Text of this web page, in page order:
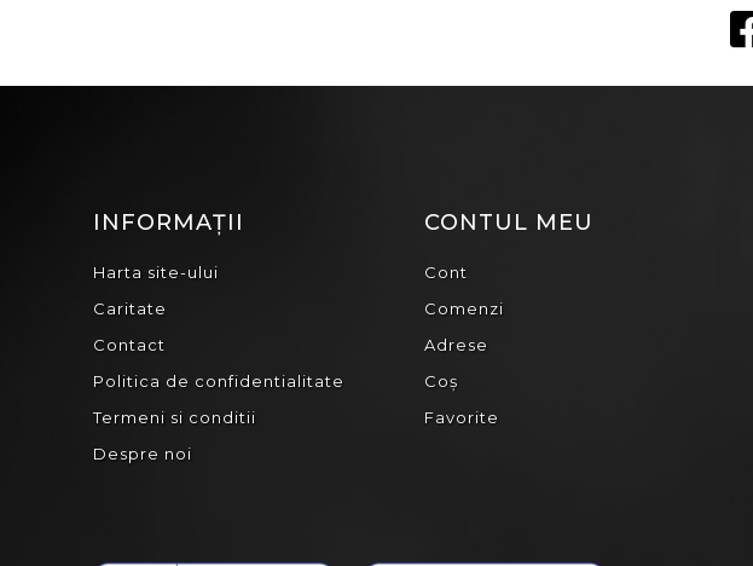
INFORMAȚII
Harta site-ului
Caritate
Contact
Politica de confidentialitate
Termeni si conditii
Despre noi
CONTUL MEU
Cont
Comenzi
Adrese
Coș
Favorite